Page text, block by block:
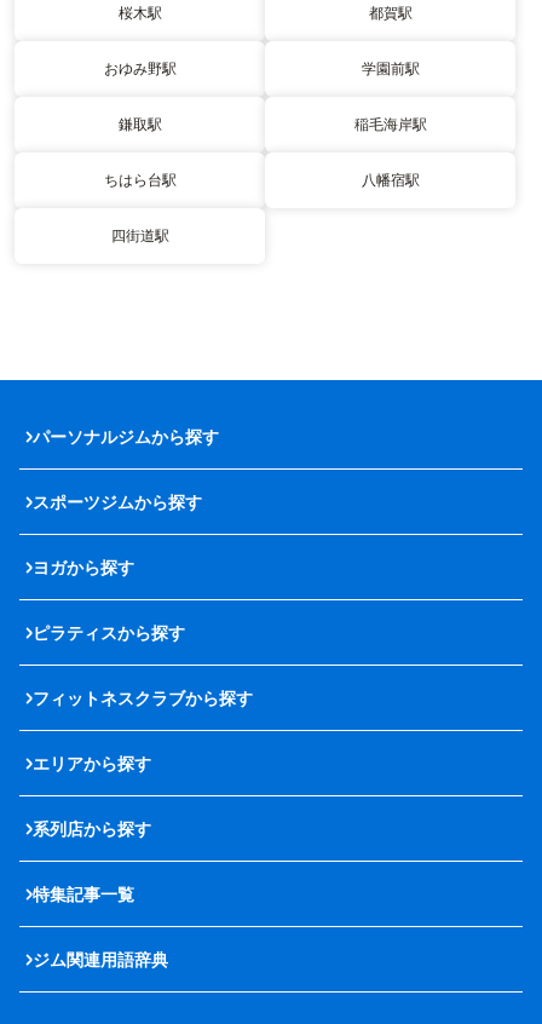
桜木駅 都賀駅
おゆみ野駅 学園前駅
鎌取駅 稲毛海岸駅
ちはら台駅 八幡宿駅
四街道駅
パーソナルジムから探す
スポーツジムから探す
ヨガから探す
ピラティスから探す
フィットネスクラブから探す
エリアから探す
系列店から探す
特集記事一覧
ジム関連用語辞典